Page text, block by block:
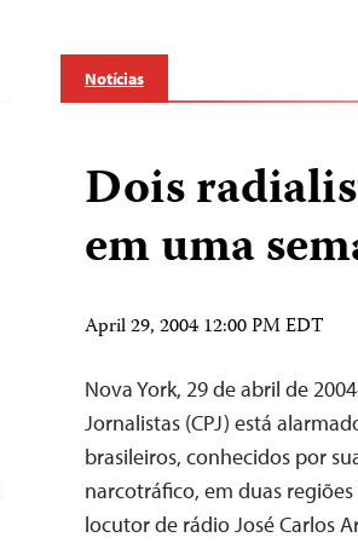
Notícias
Dois
em uma
April 29, 2004 12:00 PM EDT
Nova York, 29 de abril de
Jornalistas (CPJ) está
brasileiros, conhecidos por
narcotráfico, em duas
locutor de rádio José Carlos